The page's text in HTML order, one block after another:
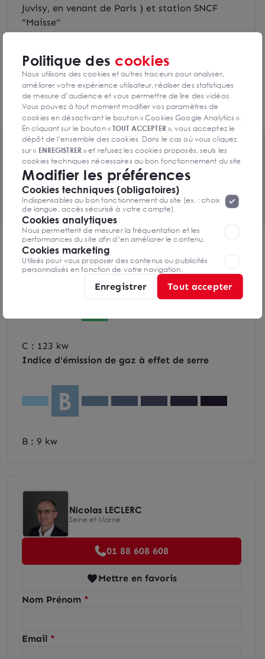
Juvisy, en venant de Paris ) et station SNCF
"Maisse"
Toutes les surfaces disponibles
2 lots de 653m² disponibles
Voir le tableau complet
DPE & GES
Diagnostic de performance énergétique
C
C : 123 kw
Indice d'émission de gaz à effet de serre
B
B : 9 kw
Nicolas LECLERC
Seine et Marne
01 88 608 608
Mettre en favoris
Nom Prénom
Email
Politique des cookies
Nous utilisons des cookies et autres traceurs pour analyser,
améliorer votre expérience utilisateur, réaliser des statistiques
de mesure d’audience et vous permettre de lire des vidéos.
Vous pouvez à tout moment modifier vos paramètres de
cookies en désactivant le bouton « Cookies Google Analytics ».
En cliquant sur le bouton «TOUT ACCEPTER», vous acceptez le
dépôt de l’ensemble des cookies. Dans le cas où vous cliquez
sur « ENREGISTRER» et refusez les cookies proposés, seuls les
cookies techniques nécessaires au bon fonctionnement du site
seront déposés. Pour plus d’informations, vous pouvez consulter
la page«Protection des données à caractère
personnel ».Lorsque vous naviguez sur notre site internet, il
peut être amenée à déposer des cookies. Vous avez la
possibilité de désactiver les cookies, ces réglages ne seront
valables que sur le navigateur que vous utilisez actuellement
Modifier les préférences
Cookies techniques (obligatoires)
Indispensables au bon fonctionnement du site (ex. : choix
de langue, accès sécurisé à votre compte).
Cookies analytiques
Nous permettent de mesurer la fréquentation et les
performances du site afin d’en améliorer le contenu.
Cookies marketing
Utilisés pour vous proposer des contenus ou publicités
personnalisés en fonction de votre navigation.
Enregistrer Tout accepter